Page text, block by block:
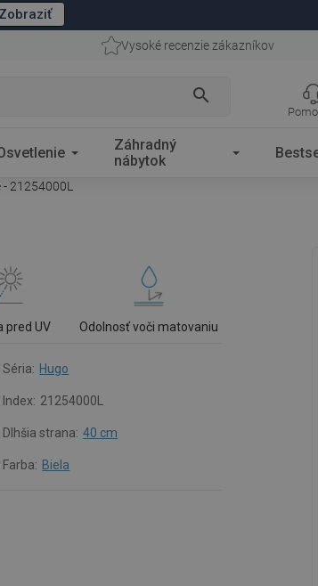
Zobraziť
Vysoké recenzie zákazníkov
search
Záhradný
nábytok
21254000L
pred UV Odolnosť voči matovaniu
Séria: Hugo
Index: 21254000L
Dlhšia strana: 40 cm
Farba: Biela